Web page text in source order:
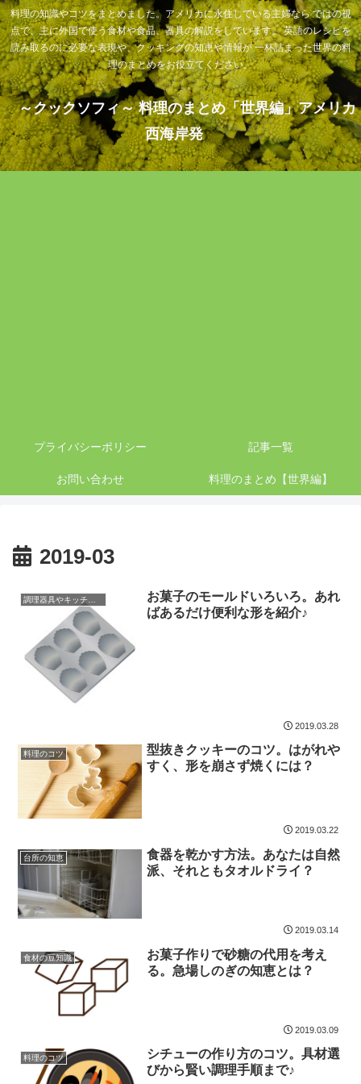
料理の知識やコツをまとめました。アメリカに永住している主婦なら ではの視
点で、主に外国で使う食材や食品、器具の解説をしています。 英語のレシピを
読み取るのに必要な表現や、クッキングの知恵や情報が 一杯詰まった世界の料
理のまとめをお役立てください。
～クックソフィ～ 料理のまとめ「世界編」アメリカ
西海岸発
プライバシーポリシー 記事一覧
お問い合わせ 料理のまとめ【世界編】
2019-03
お菓子のモールドいろいろ。あれ
ばあるだけ便利な形を紹介♪
2019.03.28
料理のコツ
型抜きクッキーのコツ。はがれや
すく、形を崩さず焼くには？
2019.03.22
台所の知恵
食器を乾かす方法。あなたは自然
派、それともタオルドライ？
2019.03.14
食材の豆知識
お菓子作りで砂糖の代用を考え
る。急場しのぎの知恵とは？
2019.03.09
料理のコツ
シチューの作り方のコツ。具材選
びから賢い調理手順まで♪